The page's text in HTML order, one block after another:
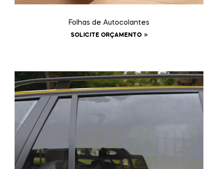
Folhas de Autocolantes
SOLICITE ORÇAMENTO